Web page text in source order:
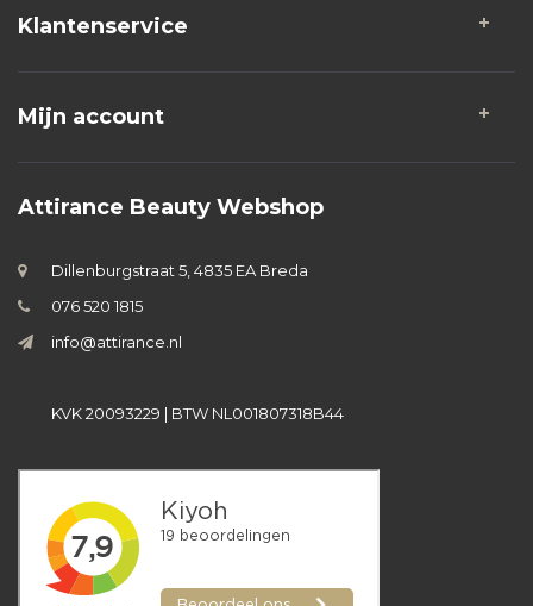
Klantenservice
Mijn account
Attirance Beauty Webshop
Dillenburgstraat 5, 4835 EA Breda
076 520 1815
info@attirance.nl
KVK 20093229 | BTW NL001807318B44